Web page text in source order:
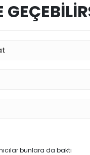
bunlara da baktı